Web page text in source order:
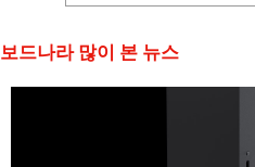
보드나라 많이 본 뉴스